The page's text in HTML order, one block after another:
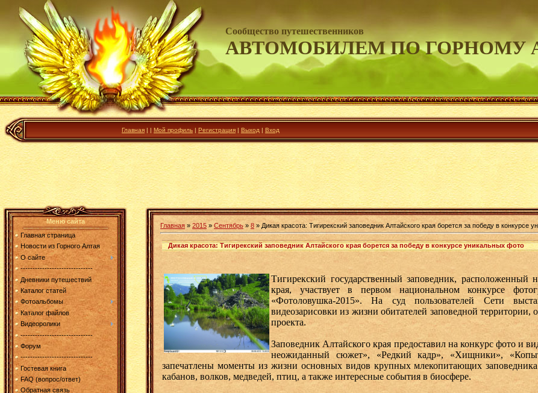
Сообщество путешественников
АВТОМОБИЛЕМ ПО ГОРНОМУ
Главная | | Мой профиль | Регистрация | Выход | Вход
Меню сайта
Главная страница
Новости из Горного Алтая
О сайте
------------------------------
Дневники путешествий
Каталог статей
Фотоальбомы
Каталог файлов
Видеоролики
------------------------------
Форум
------------------------------
Гостевая книга
FAQ (вопрос/ответ)
Обратная связь
Главная » 2015 » Сентябрь » 8 » Дикая красота: Тигирекский заповедник Алтайского края борется за победу в конкурсе
Дикая красота: Тигирекский заповедник Алтайского края борется за победу в конкурсе уникальных фото
Тигирекский государственный заповедник, расположенный
края, участвует в первом национальном конкурсе
«Фотоловушка-2015». На суд пользователей Сети
видеозарисовки из жизни обитателей заповедной территории,
проекта.
Заповедник Алтайского края предоставил на конкурс фото и
неожиданный сюжет», «Редкий кадр», «Хищники»,
запечатлены моменты из жизни основных видов крупных млекопитающих заповедника
кабанов, волков, медведей, птиц, а также интересные события в биосфере.